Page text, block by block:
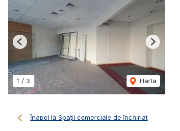
1 / 3 Harta
Previous Next
Înapoi la Spații comerciale de închiriat